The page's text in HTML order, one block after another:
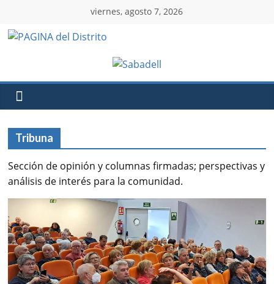
viernes, agosto 7, 2026
Tribuna
Sección de opinión y columnas firmadas; perspectivas y
análisis de interés para la comunidad.